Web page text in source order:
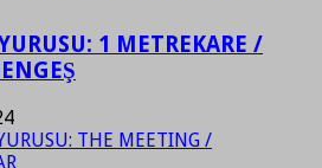
1 METREKARE /